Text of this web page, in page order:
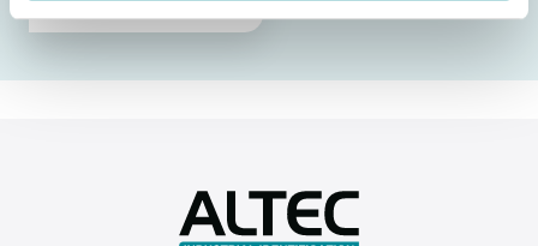
pour étiquettes ultrasons